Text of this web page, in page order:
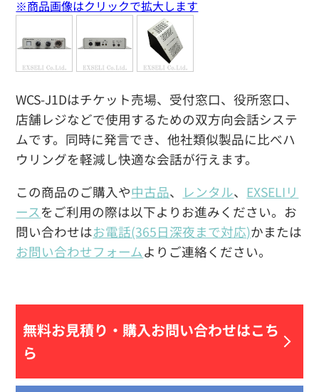
WCS-J1Dはチケット売場、受付窓口、役所窓口、
店舗レジなどで使用するための双方向会話システ
ムです。同時に発言でき、他社類似製品に比べハ
ウリングを軽減し快適な会話が行えます。
この商品のご購入や中古品、 レンタル、 EXSELIリ
ース をご利用の際は以下よりお進みください。お
問い合わせはお電話(365日深夜まで対応)かまたは
お問い合わせフォームよりご連絡ください。
無料お見積り・ 購入お問い合わせはこち
ら
※商品画像はクリックで拡大します